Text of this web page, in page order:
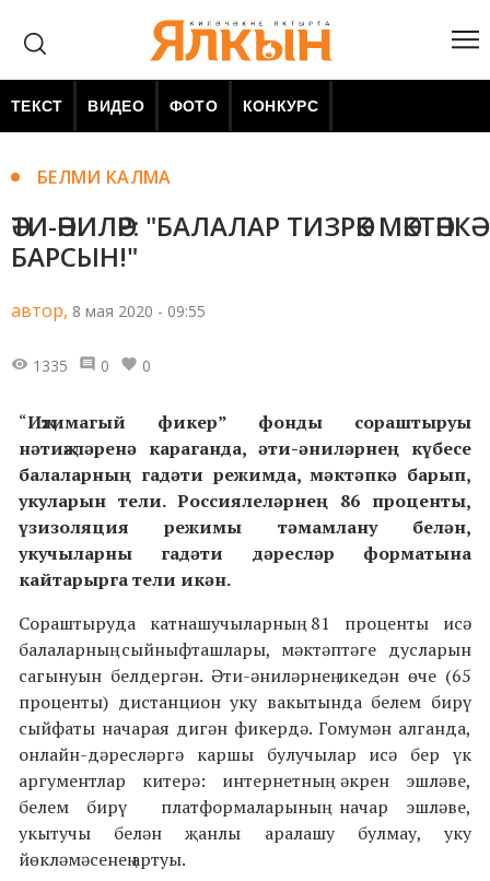
ТЕКСТ ВИДЕО ФОТО КОНКУРС
БЕЛМИ КАЛМА
ӘТИ-ӘНИЛӘР: "БАЛАЛАР ТИЗРӘК МӘКТӘПКӘ
БАРСЫН!"
автор, 8 мая 2020 - 09:55
1335 0 0
“Иҗтимагый фикер” фонды сораштыруы
нәтиҗәләренә караганда, әти-әниләрнең күбесе
балаларның гадәти режимда, мәктәпкә барып,
укуларын тели. Россиялеләрнең 86 проценты,
үзизоляция режимы тәмамлану белән,
укучыларны гадәти дәресләр форматына
кайтарырга тели икән.
Сораштыруда катнашучыларның 81 проценты исә
балаларның сыйныфташлары, мәктәптәге дусларын
сагынуын белдергән. Әти-әниләрнең икедән өче (65
проценты) дистанцион уку вакытында белем бирү
сыйфаты начарая дигән фикердә. Гомумән алганда,
онлайн-дәресләргә каршы булучылар исә бер үк
аргументлар китерә: интернетның әкрен эшләве,
белем бирү платформаларының начар эшләве,
укытучы белән җанлы аралашу булмау, уку
йөкләмәсенең артуы.